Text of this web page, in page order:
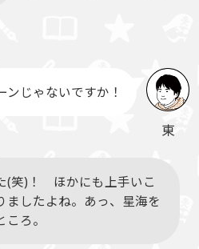
東
ンじゃないですか！
(笑)！ ほかにも上手いこ
ましたよね。あっ、星海を
ろ。